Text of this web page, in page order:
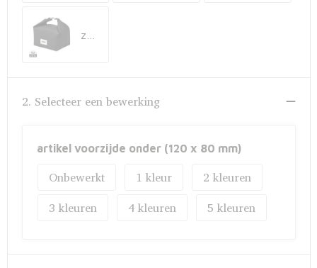
Opbergtassen
Golftassen
Opvouwbare tassen
Waterbestendige tassen
Promotietassen
2. Selecteer een bewerking
artikel voorzijde onder (120 x 80 mm)
Onbewerkt 1
2
3
4 5